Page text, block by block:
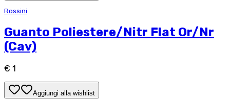
Rossini
Guanto Poliestere/Nitr Flat Or/Nr
(Cav)
€ 1
Aggiungi alla wishlist